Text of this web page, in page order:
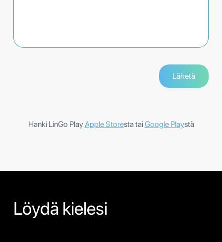
Hanki LinGo PlayApple Storesta taiGoogle Playstä
Löydä kielesi